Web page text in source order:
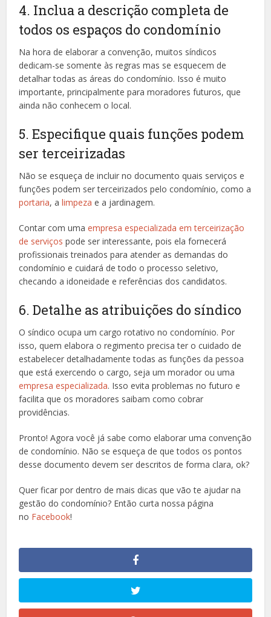
4. Inclua a descrição completa de
todos os espaços do condomínio
Na hora de elaborar a convenção, muitos síndicos
dedicam-se somente às regras mas se esquecem de
detalhar todas as áreas do condomínio. Isso é muito
importante, principalmente para moradores futuros, que
ainda não conhecem o local.
5. Especifique quais funções podem
ser terceirizadas
Não se esqueça de incluir no documento quais serviços e
funções podem ser terceirizados pelo condomínio, como a
portaria, alimpeza e a jardinagem.
Contar com umaempresa especializada em terceirização
de serviços pode ser interessante, pois ela fornecerá
profissionais treinados para atender as demandas do
condomínio e cuidará de todo o processo seletivo,
checando a idoneidade e referências dos candidatos.
6. Detalhe as atribuições do síndico
O síndico ocupa um cargo rotativo no condomínio. Por
isso, quem elabora o regimento precisa ter o cuidado de
estabelecer detalhadamente todas as funções da pessoa
que está exercendo o cargo, seja um morador ou uma
empresa especializada. Isso evita problemas no futuro e
facilita que os moradores saibam como cobrar
providências.
Pronto! Agora você já sabe como elaborar uma convenção
de condomínio. Não se esqueça de que todos os pontos
desse documento devem ser descritos de forma clara, ok?
Quer ficar por dentro de mais dicas que vão te ajudar na
gestão do condomínio? Então curta nossa página
no Facebook!